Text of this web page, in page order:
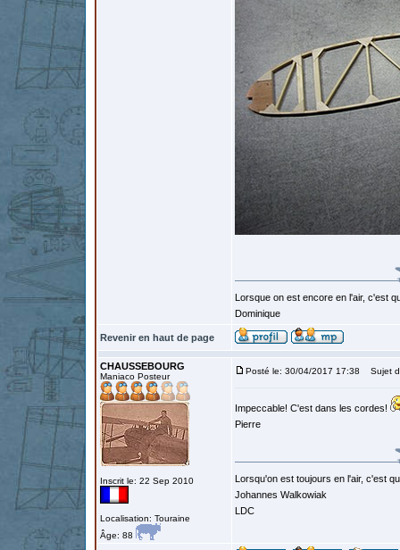
Lorsque on est encore en l'air, c'est
Dominique
Revenir en haut de page
CHAUSSEBOURG
Maniaco Posteur
Inscrit le: 22 Sep 2010
Localisation: Touraine
Âge: 88
Posté le: 30/04/2017 17:38 Sujet
Impeccable! C'est dans les cordes!
Pierre
Lorsqu'on est toujours en l'air, c'est
Johannes Walkowiak
LDC